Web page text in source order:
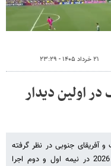
۲۱ خرداد ۱۴۰۵ - ۲۳:۲۹
اولین دیدار
و آفریقای جنوبی در نظر گرفته
شد. این قانون در تمامی بازی‌ها جام جهانی 2026 در نیمه اول و دوم اجرا